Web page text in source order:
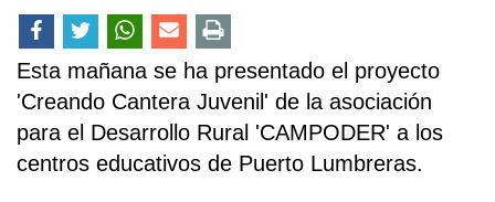
Esta mañana se ha presentado el proyecto
'Creando Cantera Juvenil' de la asociación
para el Desarrollo Rural 'CAMPODER' a los
centros educativos de Puerto Lumbreras.